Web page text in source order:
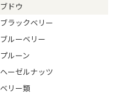
ブドウ
ブラックベリー
ブルーベリー
プルーン
ヘーゼルナッツ
ベリー類